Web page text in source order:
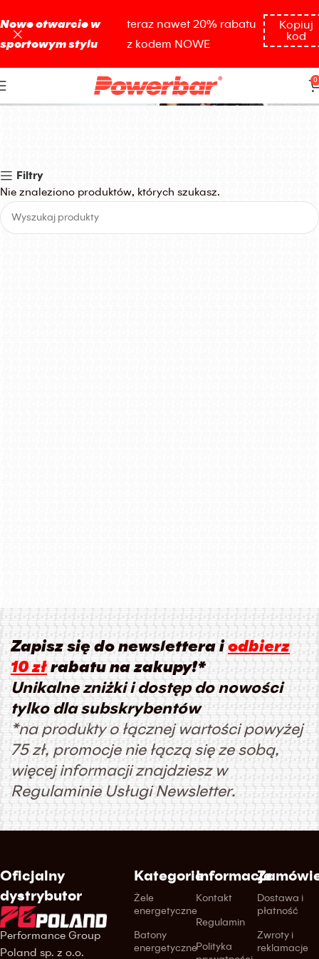
0
Triathlon
Filtry
Nie znaleziono produktów, których szukasz.
Zapisz się do newslettera iodbierz
10 zł rabatu na zakupy!*
Unikalne zniżki i dostęp do nowości
tylko dla subskrybentów
*na produkty o łącznej wartości powyżej
75 zł, promocje nie łączą się ze sobą,
więcej informacji znajdziesz w
Regulaminie Usługi Newsletter.
Oficjalny
dystrybutor
Performance Group
Poland sp. z o.o.
Kategorie
Żele
energetyczne
Batony
energetyczne
Informacje
Kontakt
Regulamin
Polityka
Dostawa i
płatność
Zwroty i
reklamacje
Nowe otwarcie w
sportowym stylu
teraz nawet 20% rabatu
z kodem NOWE
Kopiuj
kod